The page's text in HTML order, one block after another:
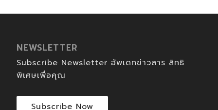
NEWSLETTER
Subscribe Newsletter อัพเดทข่าวสาร สิทธิ
พิเศษเพื่อคุณ
Subscribe Now